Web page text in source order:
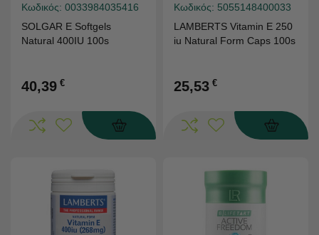
Κωδικός: 0033984035416
SOLGAR E Softgels
Natural 400IU 100s
40,39 €
Κωδικός: 5055148400033
LAMBERTS Vitamin E 250
iu Natural Form Caps 100s
25,53 €